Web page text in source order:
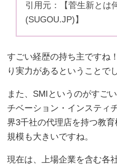
引用元：【菅生新とは
(SUGOU.JP)】
すごい経歴の持ち主ですね
り実力があるということで
また、SMIというのがすご
チベーション・インスティ
界3千社の代理店を持つ教育
規模も大きいですね。
現在は、上場企業を含む各